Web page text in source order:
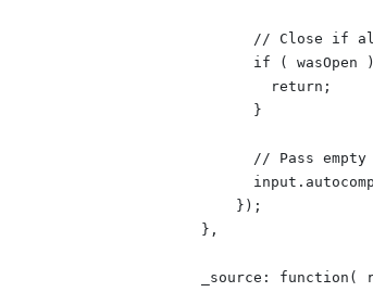
// Close if
if ( wasOpen
              return;
            }
// Pass
          });
      },
_source: function(